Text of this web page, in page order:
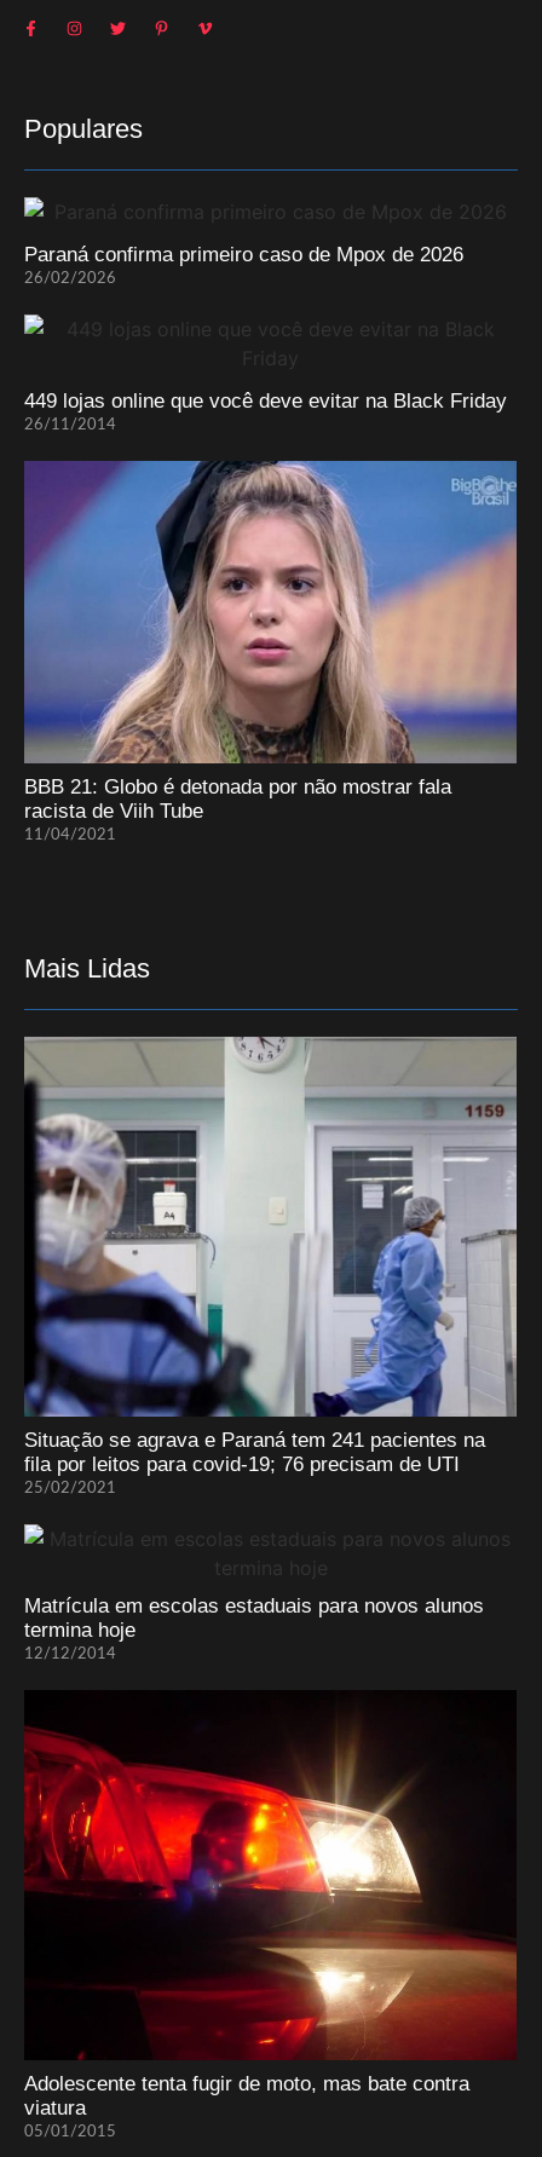
Populares
Paraná confirma primeiro caso de Mpox de 2026
26/02/2026
449 lojas online que você deve evitar na Black Friday
26/11/2014
BBB 21: Globo é detonada por não mostrar fala
racista de Viih Tube
11/04/2021
Mais Lidas
Situação se agrava e Paraná tem 241 pacientes na
fila por leitos para covid-19; 76 precisam de UTI
25/02/2021
Matrícula em escolas estaduais para novos alunos
termina hoje
12/12/2014
Adolescente tenta fugir de moto, mas bate contra
viatura
05/01/2015